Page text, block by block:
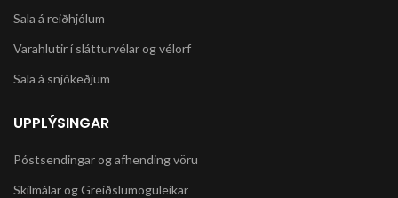
Sala á reiðhjólum
Varahlutir í slátturvélar og vélorf
Sala á snjókeðjum
UPPLÝSINGAR
Póstsendingar og afhending vöru
Skilmálar og Greiðslumöguleikar